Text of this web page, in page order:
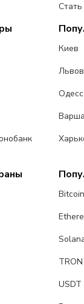
Киев
Львов
Bitcoin
TRON
USDT